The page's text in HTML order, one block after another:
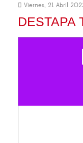
Viernes, 21 Abril
DESTAPA